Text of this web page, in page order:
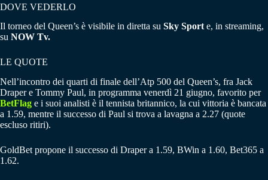
DOVE VEDERLO
Il torneo del Queen’s è visibile in diretta su Sky Sport e, in streaming,
su NOW Tv.
LE QUOTE
Nell’incontro dei quarti di finale dell’Atp 500 del Queen’s, fra Jack
Draper e Tommy Paul, in programma venerdì 21 giugno, favorito per
BetFlag e i suoi analisti è il tennista britannico, la cui vittoria è bancata
a 1.59, mentre il successo di Paul si trova a lavagna a 2.27 (quote
escluso ritiri).
GoldBet propone il successo di Draper a 1.59, BWin a 1.60, Bet365 a
1.62.